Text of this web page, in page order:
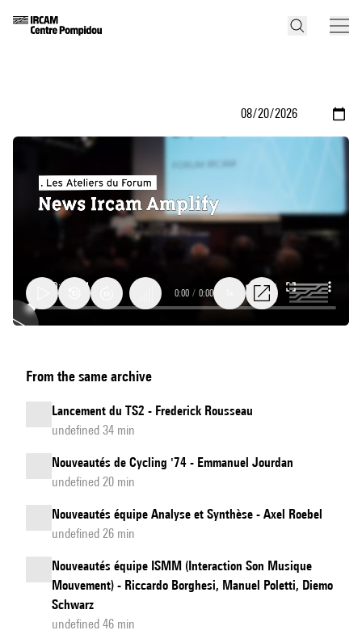
from
Ircam
Amplify
0:00 / 0:00
From the same archive
Lancement du TS2 - Frederick Rousseau
undefined 34 min
Nouveautés de Cycling '74 - Emmanuel Jourdan
undefined 20 min
Nouveautés équipe Analyse et Synthèse - Axel Roebel
undefined 26 min
Nouveautés équipe ISMM (Interaction Son Musique
Mouvement) - Riccardo Borghesi, Manuel Poletti, Diemo
Schwarz
undefined 46 min